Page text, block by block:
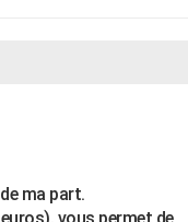
ma part.